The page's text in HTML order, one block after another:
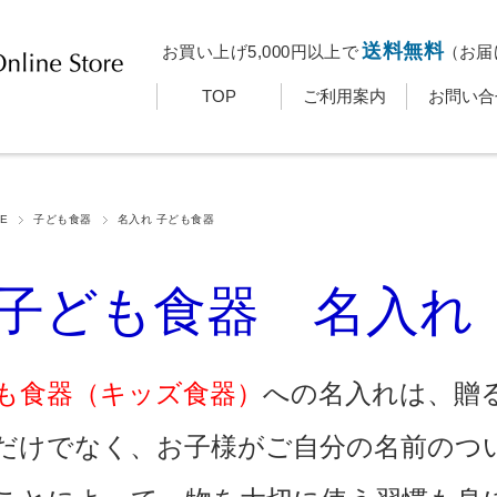
お買い上げ5,000円以上で送料無料（お届
TOP ご利用案内 お問い
子ども食器 名入れ 子ども食器
も食器 名入れ
食器（キッズ食器） への名入れは、贈
けでなく、お子様がご自分の名前のつ